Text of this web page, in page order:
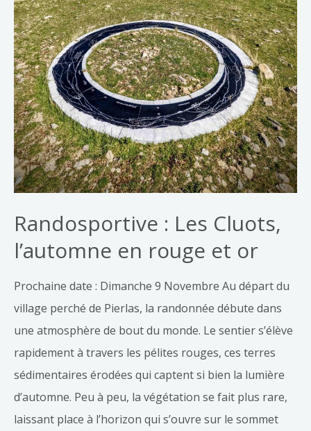
Randosportive : Les Cluots,
l’automne en rouge et or
Prochaine date : Dimanche 9 Novembre Au départ du
village perché de Pierlas, la randonnée débute dans
une atmosphère de bout du monde. Le sentier s’élève
rapidement à travers les pélites rouges, ces terres
sédimentaires érodées qui captent si bien la lumière
d’automne. Peu à peu, la végétation se fait plus rare,
laissant place à l’horizon qui s’ouvre sur le sommet